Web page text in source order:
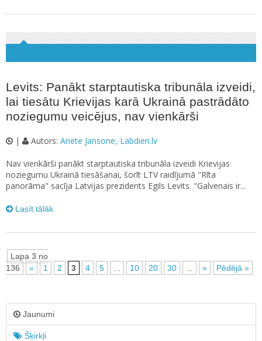
Levits: Panākt starptautiska tribunāla izveidi,
lai tiesātu Krievijas karā Ukrainā pastrādāto
noziegumu veicējus, nav vienkārši
| Autors: Anete Jansone, Labdien.lv
Nav vienkārši panākt starptautiska tribunāla izveidi Krievijas
noziegumu Ukrainā tiesāšanai, šorīt LTV raidījumā "Rīta
panorāma" sacīja Latvijas prezidents Egils Levits. "Galvenais ir...
Lasīt tālāk
Lapa 3 no
136
« 1 2 3 4 5 10 20 30 » Pēdējā »
Jaunumi
Šķirkļi